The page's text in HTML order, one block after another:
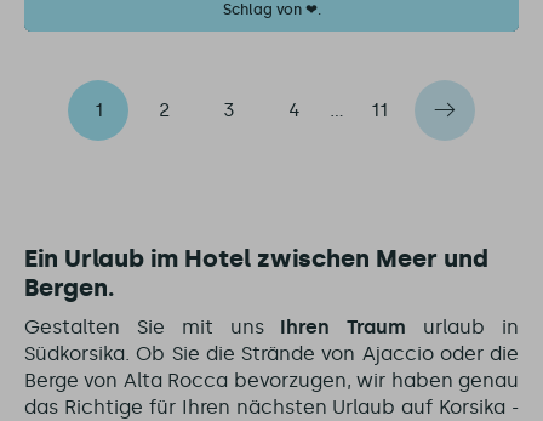
Schlag von ❤.
1 2 3 4 … 11
Ein Urlaub im Hotel zwischen Meer und
Bergen.
Gestalten Sie mit uns Ihren Traum urlaub in
Südkorsika. Ob Sie die Strände von Ajaccio oder die
Berge von Alta Rocca bevorzugen, wir haben genau
das Richtige für Ihren nächsten Urlaub auf Korsika -